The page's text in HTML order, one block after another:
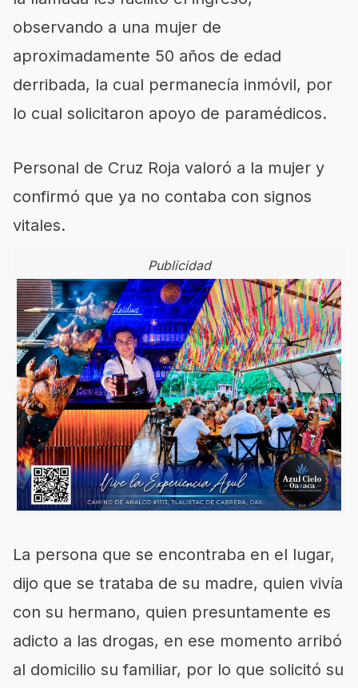
observando a una mujer de
aproximadamente 50 años de edad
derribada, la cual permanecía inmóvil, por
lo cual solicitaron apoyo de paramédicos.
Personal de Cruz Roja valoró a la mujer y
confirmó que ya no contaba con signos
vitales.
Publicidad
La persona que se encontraba en el lugar,
dijo que se trataba de su madre, quien vivía
con su hermano, quien presuntamente es
adicto a las drogas, en ese momento arribó
al domicilio su familiar, por lo que solicitó su